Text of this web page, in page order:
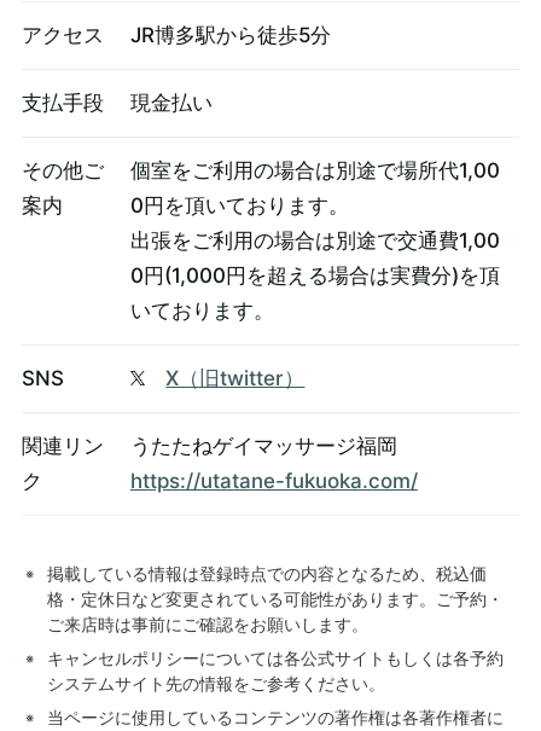
アクセス JR博多駅から徒歩5分
支払手段 現金払い
その他ご
案内
個室をご利用の場合は別途で場所代1,00
0円を頂いております。
出張をご利用の場合は別途で交通費1,00
0円(1,000円を超える場合は実費分)を頂
いております。
SNS X（旧twitter）
関連リン
ク
うたたねゲイマッサージ福岡
https://utatane-fukuoka.com/
掲載している情報は登録時点での内容となるため、税込価
格・定休日など変更されている可能性があります。ご予約・
ご来店時は事前にご確認をお願いします。
キャンセルポリシーについては各公式サイトもしくは各予約
システムサイト先の情報をご参考ください。
当ページに使用しているコンテンツの著作権は各著作権者に